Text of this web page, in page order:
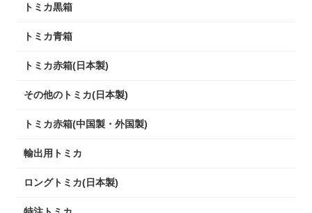
トミカ黒箱
トミカ青箱
トミカ赤箱(日本製)
その他のトミカ(日本製)
トミカ赤箱(中国製・外国製)
輸出用トミカ
ロングトミカ(日本製)